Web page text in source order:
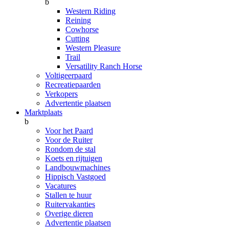
b
Western Riding
Reining
Cowhorse
Cutting
Western Pleasure
Trail
Versatility Ranch Horse
Voltigeerpaard
Recreatiepaarden
Verkopers
Advertentie plaatsen
Marktplaats
b
Voor het Paard
Voor de Ruiter
Rondom de stal
Koets en rijtuigen
Landbouwmachines
Hippisch Vastgoed
Vacatures
Stallen te huur
Ruitervakanties
Overige dieren
Advertentie plaatsen